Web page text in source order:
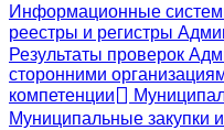
Информационные
реестры и регистры
Результаты проверок
сторонними
компетенции
Муниципальные закупки и